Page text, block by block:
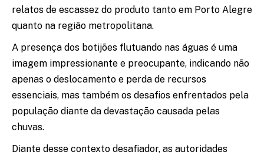
relatos de escassez do produto tanto em Porto Alegre
quanto na região metropolitana.
A presença dos botijões flutuando nas águas é uma
imagem impressionante e preocupante, indicando não
apenas o deslocamento e perda de recursos
essenciais, mas também os desafios enfrentados pela
população diante da devastação causada pelas
chuvas.
Diante desse contexto desafiador, as autoridades